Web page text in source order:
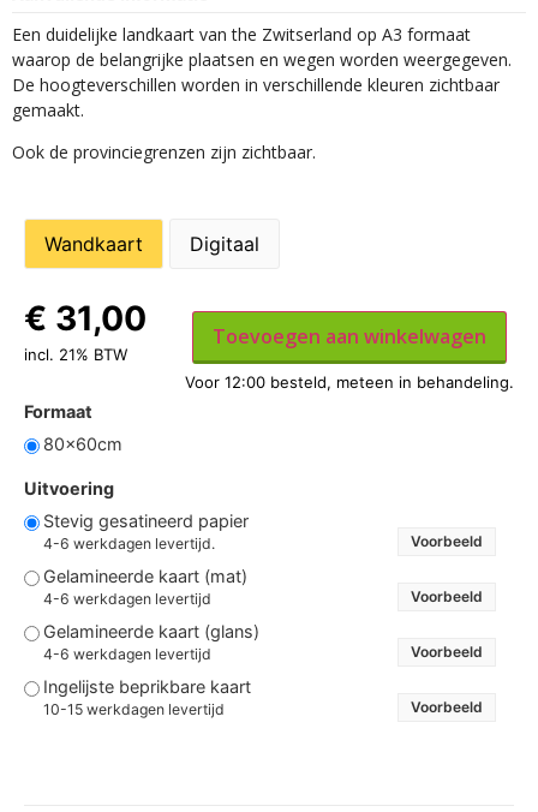
Een duidelijke landkaart van the Zwitserland op A3 formaat
waarop de belangrijke plaatsen en wegen worden weergegeven.
De hoogteverschillen worden in verschillende kleuren zichtbaar
gemaakt.
Ook de provinciegrenzen zijn zichtbaar.
Wandkaart Digitaal
Formaat
80x60cm
Uitvoering
Stevig gesatineerd papier
4-6 werkdagen levertijd. Voorbeeld
Gelamineerde kaart (mat)
4-6 werkdagen levertijd Voorbeeld
Gelamineerde kaart (glans)
4-6 werkdagen levertijd Voorbeeld
Ingelijste beprikbare kaart
10-15 werkdagen levertijd Voorbeeld
€ 31,00
incl. 21% BTW
Toevoegen aan winkelwagen